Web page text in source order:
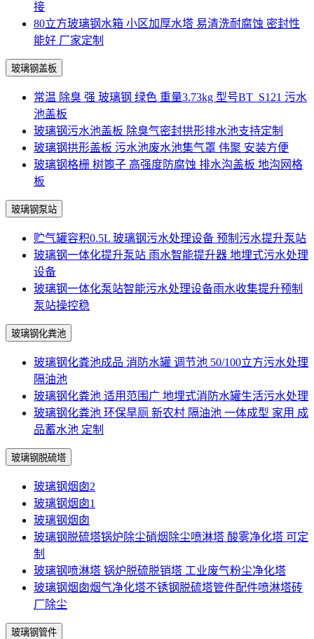
接
80立方玻璃钢水箱 小区加厚水塔 易清洗耐腐蚀 密封性
能好 厂家定制
玻璃钢盖板
常温 除臭 强 玻璃钢 绿色 重量3.73kg 型号BT_S121 污水
池盖板
玻璃钢污水池盖板 除臭气密封拱形排水池支持定制
玻璃钢拱形盖板 污水池废水池集气罩 伟聚 安装方便
玻璃钢格栅 树篦子 高强度防腐蚀 排水沟盖板 地沟网格
板
玻璃钢泵站
贮气罐容积0.5L 玻璃钢污水处理设备 预制污水提升泵站
玻璃钢一体化提升泵站 雨水智能提升器 地埋式污水处理
设备
玻璃钢一体化泵站智能污水处理设备雨水收集提升预制
泵站操控稳
玻璃钢化粪池
玻璃钢化粪池成品 消防水罐 调节池 50/100立方污水处理
隔油池
玻璃钢化粪池 适用范围广 地埋式消防水罐生活污水处理
玻璃钢化粪池 环保旱厕 新农村 隔油池 一体成型 家用 成
品蓄水池 定制
玻璃钢脱硫塔
玻璃钢烟囱2
玻璃钢烟囱1
玻璃钢烟囱
玻璃钢脱硫塔锅炉除尘硝烟除尘喷淋塔 酸雾净化塔 可定
制
玻璃钢喷淋塔 锅炉脱硫脱销塔 工业废气粉尘净化塔
玻璃钢烟囱烟气净化塔不锈钢脱硫塔管件配件喷淋塔砖
厂除尘
玻璃钢管件